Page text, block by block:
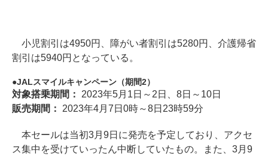
小児割引は4950円、障がい者割引は5280円、介護帰省
割引は5940円となっている。
JALスマイルキャンペーン（期間2）
対象搭乗期間： 2023年5月1日～2日、8日～10日
販売期間： 2023年4月7日0時～8日23時59分
本セールは当初3月9日に発売を予定しており、アクセ
ス集中を受けていったん中断していたもの。また、3月9